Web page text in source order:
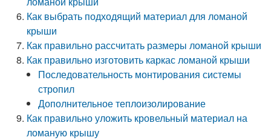
Как выбрать подходящий материал для ломаной
крыши
Как правильно рассчитать размеры ломаной крыши
Как правильно изготовить каркас ломаной крыши
Последовательность монтирования системы
стропил
Дополнительное теплоизолирование
Как правильно уложить кровельный материал на
ломаную крышу